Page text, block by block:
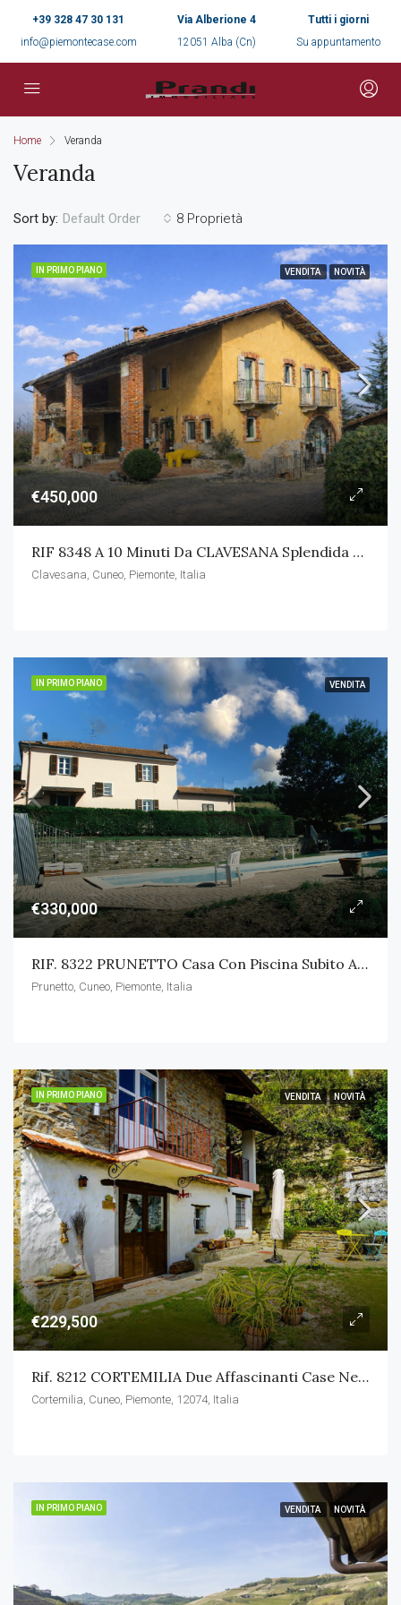
+39 328 47 30 131
info@piemontecase.com
Via Alberione 4
12051 Alba (Cn)
Tutti i giorni
Su appuntamento
Home Veranda
Veranda
8 Proprietà
Sort by: Default Order
IN PRIMO PIANO VENDITA NOVITÀ
€450,000
RIF 8348 A 10 Minuti Da CLAVESANA Splendida Casa Indipendente Con Terreno
Clavesana, Cuneo, Piemonte, Italia
IN PRIMO PIANO VENDITA
€330,000
RIF. 8322 PRUNETTO Casa Con Piscina Subito Abitabile
Prunetto, Cuneo, Piemonte, Italia
IN PRIMO PIANO VENDITA NOVITÀ
€229,500
Rif. 8212 CORTEMILIA Due Affascinanti Case Nel Cuore Delle Langhe
Cortemilia, Cuneo, Piemonte, 12074, Italia
IN PRIMO PIANO VENDITA NOVITÀ